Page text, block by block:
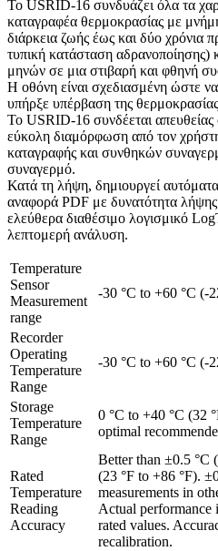
Το USRID-16 συνδυάζει όλα τα
καταγραφέα θερμοκρασίας με
διάρκεια ζωής έως και δύο χρόνια
τυπική κατάσταση αδρανοποίησης)
μηνών σε μια στιβαρή και φθηνή
Η οθόνη είναι σχεδιασμένη ώστε
υπήρξε υπέρβαση της
Το USRID-16 συνδέεται
εύκολη διαμόρφωση από τον
καταγραφής και συνθηκών
συναγερμό.
Κατά τη λήψη, δημιουργεί
αναφορά PDF με δυνατότητα
ελεύθερα διαθέσιμο λογισμικό
λεπτομερή ανάλυση.
Temperature
Sensor
Measurement
range
-30 °C to +60 °C (-
Recorder
Operating
Temperature
Range
-30 °C to +60 °C (-
Storage
Temperature
Range
0 °C to +40 °C (32
optimal
Rated
Temperature
Reading
Accuracy
Better than ±0.5 °C
(23 °F to +86 °F).
measurements in
Actual performance
rated values.
recalibration.